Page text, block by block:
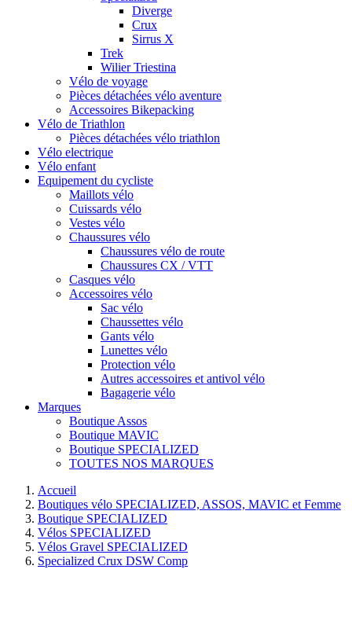
Diverge
Crux
Sirrus X
Trek
Wilier Triestina
Vélo de voyage
Pièces détachées vélo aventure
Accessoires Bikepacking
Vélo de Triathlon
Pièces détachées vélo triathlon
Vélo electrique
Vélo enfant
Equipement du cycliste
Maillots vélo
Cuissards vélo
Vestes vélo
Chaussures vélo
Chaussures vélo de route
Chaussures CX / VTT
Casques vélo
Accessoires vélo
Sac vélo
Chaussettes vélo
Gants vélo
Lunettes vélo
Protection vélo
Autres accessoires et antivol vélo
Bagagerie vélo
Marques
Boutique Assos
Boutique MAVIC
Boutique SPECIALIZED
TOUTES NOS MARQUES
Accueil
Boutiques vélo SPECIALIZED, ASSOS, MAVIC et Femme
Boutique SPECIALIZED
Vélos SPECIALIZED
Vélos Gravel SPECIALIZED
Specialized Crux DSW Comp